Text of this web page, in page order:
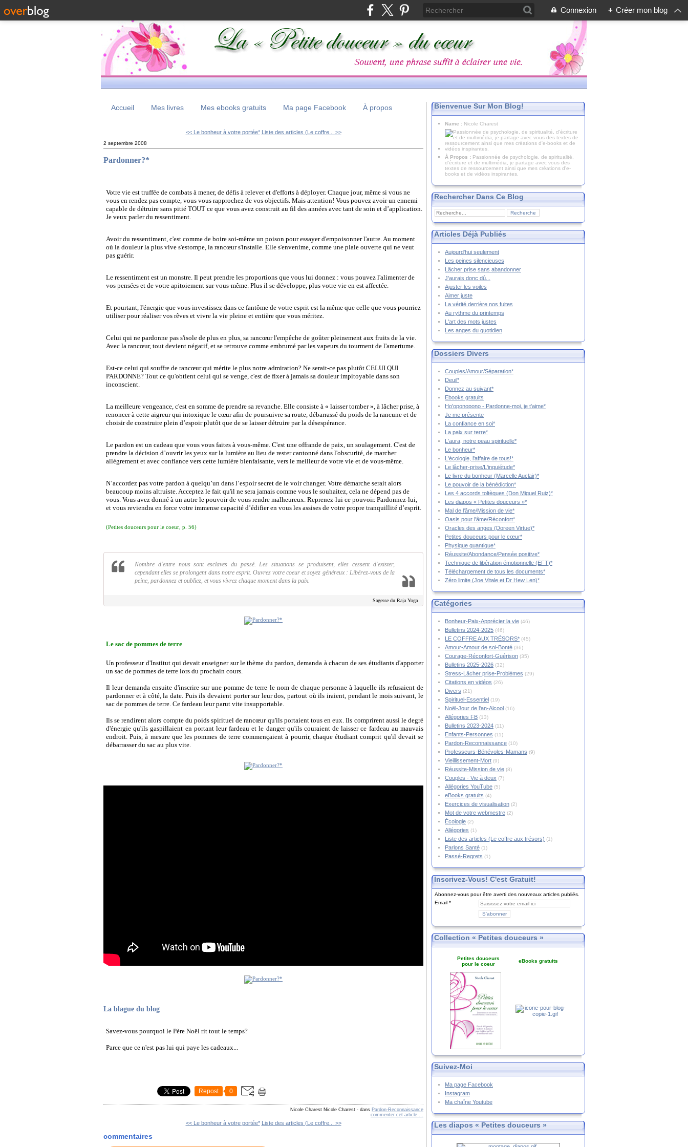
Connexion + Créer mon blog
Accueil Mes livres Mes ebooks gratuits Ma page Facebook À propos
<< Le bonheur à votre portée* Liste des articles (Le coffre... >>
2 septembre 2008
Pardonner?*
Votre vie est truffée de combats à mener, de défis à relever et d'efforts à déployer. Chaque jour, même si vous ne
vous en rendez pas compte, vous vous rapprochez de vos objectifs. Mais attention! Vous pouvez avoir un ennemi
capable de détruire sans pitié TOUT ce que vous avez construit au fil des années avec tant de soin et d’application.
Je veux parler du ressentiment.
Avoir du ressentiment , c'est comme de boire soi-même un poison pour essayer d'empoisonner l'autre. Au moment
où la douleur la plus vive s'estompe, la rancœur s'installe. Elle s'envenime, comme une plaie ouverte qui ne veut
pas guérir.
Le ressentiment est un monstre. Il peut prendre les proportions que vous lui donnez : vous pouvez l'alimenter de
vos pensées et de votre apitoiement sur vous-même. Plus il se développe, plus votre vie en est affectée.
Et pourtant, l'énergie que vous investissez dans ce fantôme de votre esprit est la même que celle que vous pourriez
utiliser pour réaliser vos rêves et vivre la vie pleine et entière que vous méritez.
Celui qui ne pardonne pas s'isole de plus en plus, sa rancœur l'empêche de goûter pleinement aux fruits de la vie.
Avec la rancœur, tout devient négatif, et se retrouve comme embrumé par les vapeurs du tourment de l'amertume.
Est-ce celui qui souffre de rancœur qui mérite le plus notre admiration? Ne serait-ce pas plutôt CELUI QUI
PARDONNE? Tout ce qu'obtient celui qui se venge, c'est de fixer à jamais sa douleur impitoyable dans son
inconscient.
La meilleure vengeance, c'est en somme de prendre sa revanche. Elle consiste à « laisser tomber », à lâcher prise, à
renoncer à cette aigreur qui intoxique le cœur afin de poursuivre sa route, débarrassé du poids de la rancune et de
choisir de construire plein d’espoir plutôt que de se laisser détruire par la désespérance.
Le pardon est un cadeau que vous vous faites à vous-même. C'est une offrande de paix, un soulagement. C'est de
prendre la décision d’ouvrir les yeux sur la lumière au lieu de rester cantonné dans l'obscurité, de marcher
allégrement et avec confiance vers cette lumière bienfaisante, vers le meilleur de votre vie et de vous-même.
N’accordez pas votre pardon à quelqu’un dans l’espoir secret de le voir changer. Votre démarche serait alors
beaucoup moins altruiste. Acceptez le fait qu'il ne sera jamais comme vous le souhaitez, cela ne dépend pas de
vous. Vous avez donné à un autre le pouvoir de vous rendre malheureux. Reprenez-lui ce pouvoir. Pardonnez-lui,
et vous reviendra en force votre immense capacité d’édifier en vous les assises de votre propre tranquillité d’esprit.
(Petites douceurs pour le coeur, p. 56)
Nombre d'entre nous sont esclaves du passé. Les situations se produisent, elles cessent d'exister,
cependant elles se prolongent dans notre esprit. Ouvrez votre coeur et soyez généreux : Libérez-vous de la
peine, pardonnez et oubliez, et vous vivrez chaque moment dans la paix.
Sagesse du Raja Yoga
Le sac de pommes de terre
Un professeur d'Institut qui devait enseigner sur le thème du pardon, demanda à chacun de ses étudiants d'apporter
un sac de pommes de terre lors du prochain cours.
Il leur demanda ensuite d'inscrire sur une pomme de terre le nom de chaque personne à laquelle ils refusaient de
pardonner et à côté, la date. Puis ils devaient porter sur leur dos, partout où ils iraient, pendant le mois suivant, le
sac de pommes de terre. Ce fardeau leur parut vite insupportable.
Ils se rendirent alors compte du poids spirituel de rancœur qu'ils portaient tous en eux. Ils comprirent aussi le degré
d'énergie qu'ils gaspillaient en portant leur fardeau et le danger qu'ils couraient de laisser ce fardeau au mauvais
endroit. Puis, à mesure que les pommes de terre commençaient à pourrir, chaque étudiant comprit qu'il devait se
débarrasser du sac au plus vite.
La blague du blog
Savez-vous pourquoi le Père Noël rit tout le temps?
Parce que ce n'est pas lui qui paye les cadeaux...
Repost 0
Nicole Charest Nicole Charest - dans Pardon-Reconnaissance
commenter cet article …
<< Le bonheur à votre portée* Liste des articles (Le coffre... >>
commentaires
Bienvenue Sur Mon Blog!
Name : Nicole Charest
À Propos : Passionnée de psychologie, de spiritualité,
d'écriture et de multimédia, je partage avec vous des
textes de ressourcement ainsi que mes créations d'e-
books et de vidéos inspirantes.
Rechercher Dans Ce Blog
Articles Déjà Publiés
Aujourd'hui seulement
Les peines silencieuses
Lâcher prise sans abandonner
J'aurais donc dû...
Ajuster les voiles
Aimer juste
La vérité derrière nos fuites
Au rythme du printemps
L'art des mots justes
Les anges du quotidien
Dossiers Divers
Couples/Amour/Séparation*
Deuil*
Donnez au suivant*
Ebooks gratuits
Ho'oponopono - Pardonne-moi, je t'aime*
Je me présente
La confiance en soi*
La paix sur terre*
L'aura, notre peau spirituelle*
Le bonheur*
L'écologie, l'affaire de tous!*
Le lâcher-prise/L'inquiétude*
Le livre du bonheur (Marcelle Auclair)*
Le pouvoir de la bénédiction*
Les 4 accords toltèques (Don Miguel Ruiz)*
Les diapos « Petites douceurs »*
Mal de l'âme/Mission de vie*
Oasis pour l'âme/Réconfort*
Oracles des anges (Doreen Virtue)*
Petites douceurs pour le cœur*
Physique quantique*
Réussite/Abondance/Pensée positive*
Technique de libération émotionnelle (EFT)*
Téléchargement de tous les documents*
Zéro limite (Joe Vitale et Dr Hew Len)*
Catégories
Bonheur-Paix-Apprécier la vie (46)
Bulletins 2024-2025 (46)
LE COFFRE AUX TRÉSORS* (45)
Amour-Amour de soi-Bonté (36)
Courage-Réconfort-Guérison (35)
Bulletins 2025-2026 (32)
Stress-Lâcher prise-Problèmes (29)
Citations en vidéos (26)
Divers (21)
Spirituel-Essentiel (19)
Noël-Jour de l'an-Alcool (16)
Allégories FB (13)
Bulletins 2023-2024 (11)
Enfants-Personnes (11)
Pardon-Reconnaissance (10)
Professeurs-Bénévoles-Mamans (9)
Vieillissement-Mort (9)
Réussite-Mission de vie (8)
Couples - Vie à deux (7)
Allégories YouTube (5)
eBooks gratuits (4)
Exercices de visualisation (2)
Mot de votre webmestre (2)
Écologie (2)
Allégories (1)
Liste des articles (Le coffre aux trésors) (1)
Parlons Santé (1)
Passé-Regrets (1)
Inscrivez-Vous! C'est Gratuit!
Abonnez-vous pour être averti des nouveaux articles publiés.
Email
Collection « Petites douceurs »
Petites douceurs
pour le coeur
eBooks gratuits
Suivez-Moi
Ma page Facebook
Instagram
Ma chaîne Youtube
Les diapos « Petites douceurs »